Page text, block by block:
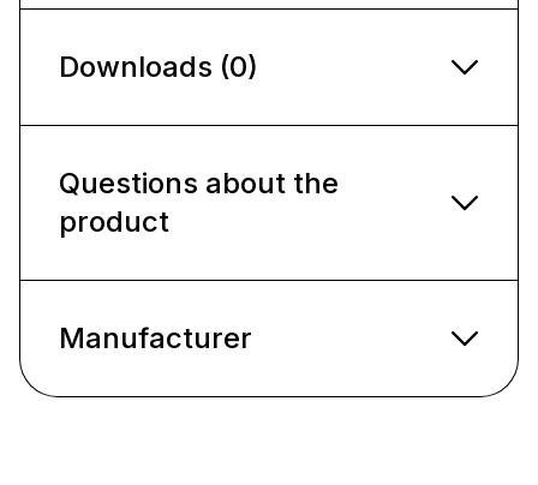
Downloads (0)
Questions about the
product
Manufacturer